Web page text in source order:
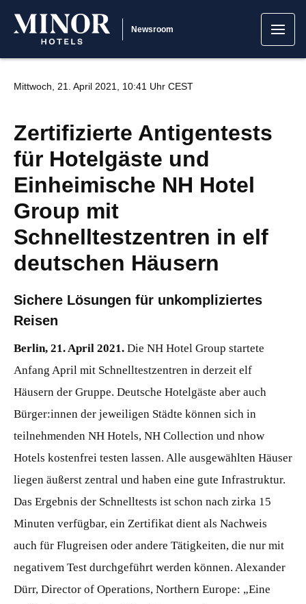
Newsroom
Mittwoch, 21. April 2021, 10:41 Uhr CEST
Zertifizierte Antigentests
für Hotelgäste und
Einheimische NH Hotel
Group mit
Schnelltestzentren in elf
deutschen Häusern
Sichere Lösungen für unkompliziertes
Reisen
Berlin, 21. April 2021. Die NH Hotel Group startete
Anfang April mit Schnelltestzentren in derzeit elf
Häusern der Gruppe. Deutsche Hotelgäste aber auch
Bürger:innen der jeweiligen Städte können sich in
teilnehmenden NH Hotels, NH Collection und nhow
Hotels kostenfrei testen lassen. Alle ausgewählten Häuser
liegen äußerst zentral und haben eine gute Infrastruktur.
Das Ergebnis der Schnelltests ist schon nach zirka 15
Minuten verfügbar, ein Zertifikat dient als Nachweis
auch für Flugreisen oder andere Tätigkeiten, die nur mit
negativem Test durchgeführt werden können. Alexander
Dürr, Director of Operations, Northern Europe: „Eine